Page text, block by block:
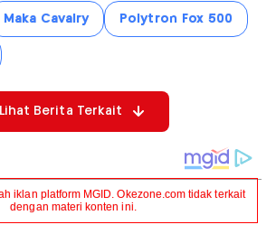
Maka Cavalry Polytron Fox 500
Lihat Berita Terkait